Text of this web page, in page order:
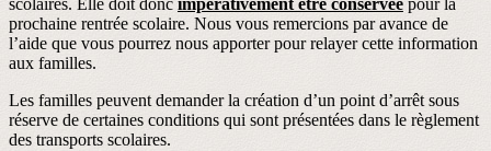
scolaires. Elle doit donc impérativement être conservée pour la
prochaine rentrée scolaire. Nous vous remercions par avance de
l’aide que vous pourrez nous apporter pour relayer cette information
aux familles.
Les familles peuvent demander la création d’un point d’arrêt sous
réserve de certaines conditions qui sont présentées dans le règlement
des transports scolaires.